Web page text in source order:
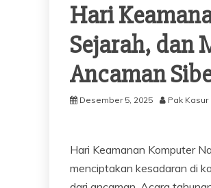
Hari
Sejarah, dan
Ancaman
Desember 5, 2025 Pak Kasur
Hari Keamanan Komputer
menciptakan kesadaran di